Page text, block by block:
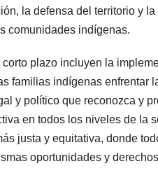
la defensa del territorio y
comunidades indígenas.
plazo incluyen la
familias indígenas enfrentar
y político que reconozca y
en todos los niveles de la
justa y equitativa, donde
oportunidades y